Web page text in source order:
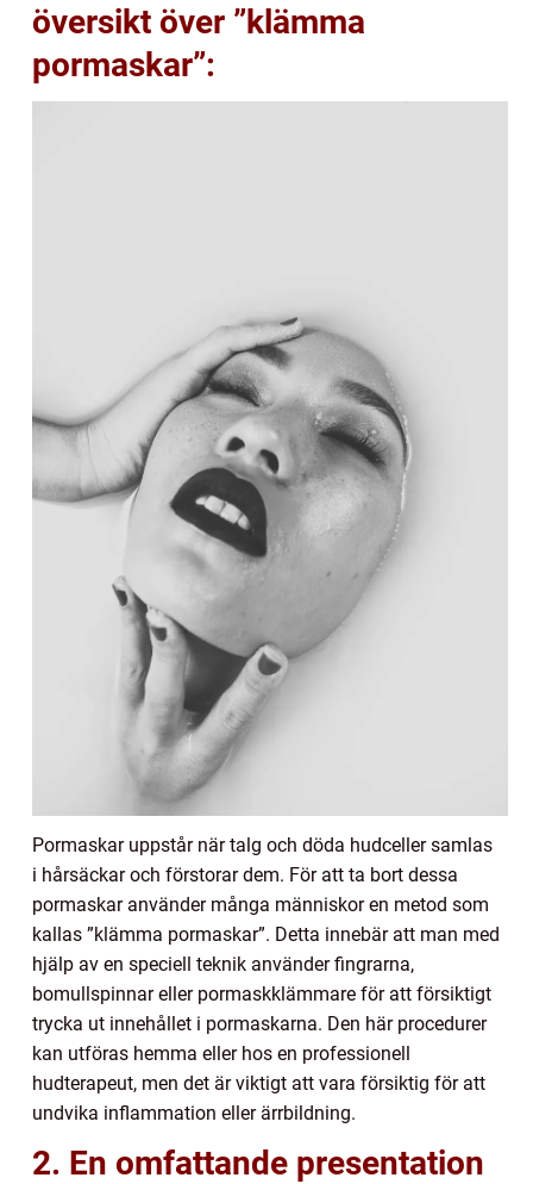
översikt över ”klämma
pormaskar”:
Pormaskar uppstår när talg och döda hudceller samlas
i hårsäckar och förstorar dem. För att ta bort dessa
pormaskar använder många människor en metod som
kallas ”klämma pormaskar”. Detta innebär att man med
hjälp av en speciell teknik använder fingrarna,
bomullspinnar eller pormaskklämmare för att försiktigt
trycka ut innehållet i pormaskarna. Den här procedurer
kan utföras hemma eller hos en professionell
hudterapeut, men det är viktigt att vara försiktig för att
undvika inflammation eller ärrbildning.
2. En omfattande presentation